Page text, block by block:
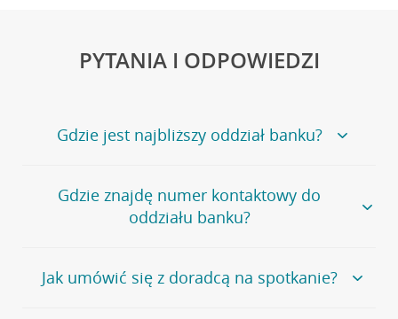
PYTANIA I ODPOWIEDZI
Gdzie jest najbliższy oddział banku?
Jeśli szukasz oddziału naszego banku, zapraszamy na
stronęPlacówki i bankomaty, na której znajduje się
wygodna wyszukiwarka.
oddziałów
Gdzie znajdę numer kontaktowy do
oddziału banku?
Bank Credit Agricole nie udostępnia ogólnego numeru
telefonu do placówki bankowej.
Jak umówić się z doradcą na spotkanie?